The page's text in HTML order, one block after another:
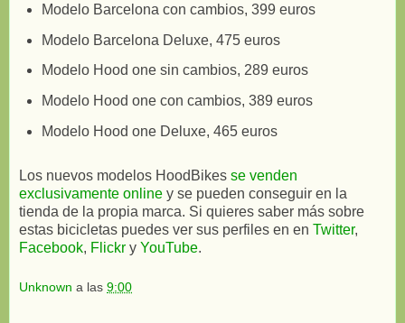
Modelo Barcelona con cambios, 399 euros
Modelo Barcelona Deluxe, 475 euros
Modelo Hood one sin cambios, 289 euros
Modelo Hood one con cambios, 389 euros
Modelo Hood one Deluxe, 465 euros
Los nuevos modelos HoodBikes se venden
exclusivamente online y se pueden conseguir en la
tienda de la propia marca. Si quieres saber más sobre
estas bicicletas puedes ver sus perfiles en en Twitter,
Facebook, Flickr y YouTube.
Unknown a las 9:00